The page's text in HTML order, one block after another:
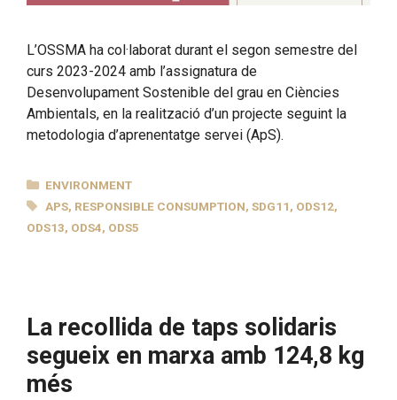
L’OSSMA ha col·laborat durant el segon semestre del
curs 2023-2024 amb l’assignatura de
Desenvolupament Sostenible del grau en Ciències
Ambientals, en la realització d’un projecte seguint la
metodologia d’aprenentatge servei (ApS).
CATEGORIES
ENVIRONMENT
TAGS
APS, RESPONSIBLE CONSUMPTION,SDG11, ODS12,
ODS13, ODS4, ODS5
La recollida de taps solidaris
segueix en marxa amb 124,8 kg
més